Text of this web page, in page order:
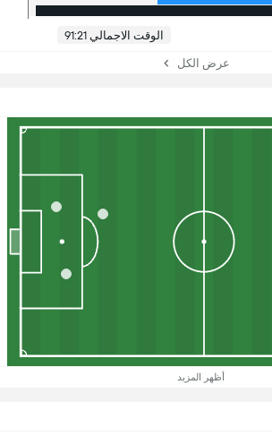
الوقت الاجمالي 91:21
عرض الكل
أظهر المزيد